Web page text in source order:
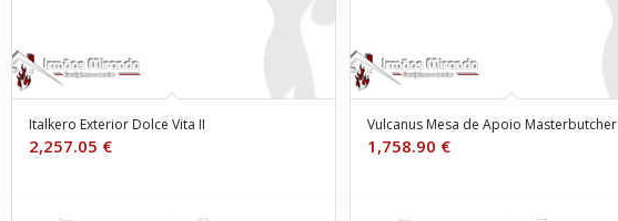
Italkero Exterior Dolce Vita II
2,257.05 €
Vulcanus Mesa de Apoio Masterbutcher
1,758.90 €